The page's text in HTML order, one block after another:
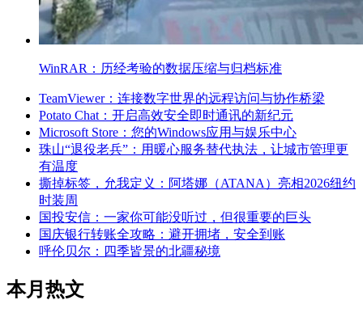
WinRAR：历经考验的数据压缩与归档标准
TeamViewer：连接数字世界的远程访问与协作桥梁
Potato Chat：开启高效安全即时通讯的新纪元
Microsoft Store：您的Windows应用与娱乐中心
珠山“退役老兵”：用暖心服务替代执法，让城市管理更
有温度
撕掉标签，允我定义：阿塔娜（ATANA）亮相2026纽约
时装周
国投安信：一家你可能没听过，但很重要的巨头
国庆银行转账全攻略：避开拥堵，安全到账
呼伦贝尔：四季皆景的北疆秘境
本月热文